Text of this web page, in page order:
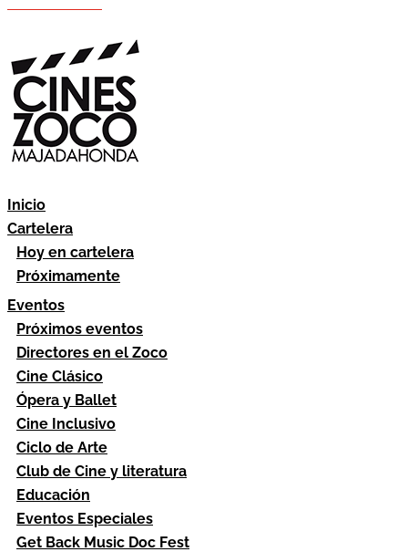
Inicio
Cartelera
Hoy en cartelera
Próximamente
Eventos
Próximos eventos
Directores en el Zoco
Cine Clásico
Ópera y Ballet
Cine Inclusivo
Ciclo de Arte
Club de Cine y literatura
Educación
Eventos Especiales
Get Back Music Doc Fest